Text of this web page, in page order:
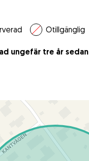
Otillgänglig
ungefär tre år sedan